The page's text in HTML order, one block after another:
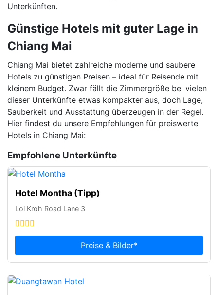
Unterkünften.
Günstige Hotels mit guter Lage in
Chiang Mai
Chiang Mai bietet zahlreiche moderne und saubere
Hotels zu günstigen Preisen – ideal für Reisende mit
kleinem Budget. Zwar fällt die Zimmergröße bei vielen
dieser Unterkünfte etwas kompakter aus, doch Lage,
Sauberkeit und Ausstattung überzeugen in der Regel.
Hier findest du unsere Empfehlungen für preiswerte
Hotels in Chiang Mai:
Empfohlene Unterkünfte
Hotel Montha (Tipp)
Loi Kroh Road Lane 3
Preise & Bilder*